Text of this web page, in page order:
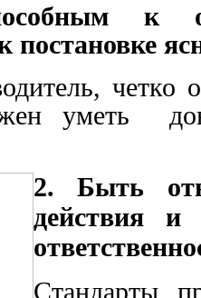
к
постановке
четко
уметь
2. Быть
действия и
Стандарты,